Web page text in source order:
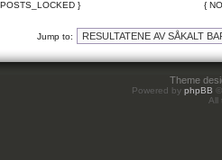
}
{
Jump to:
Theme
Powered by phpBB
All